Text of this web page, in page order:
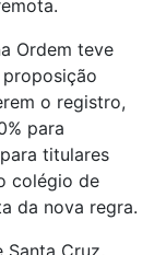
Ordem teve
o registro,
para
titulares
colégio de
da nova regra.
Santa Cruz,